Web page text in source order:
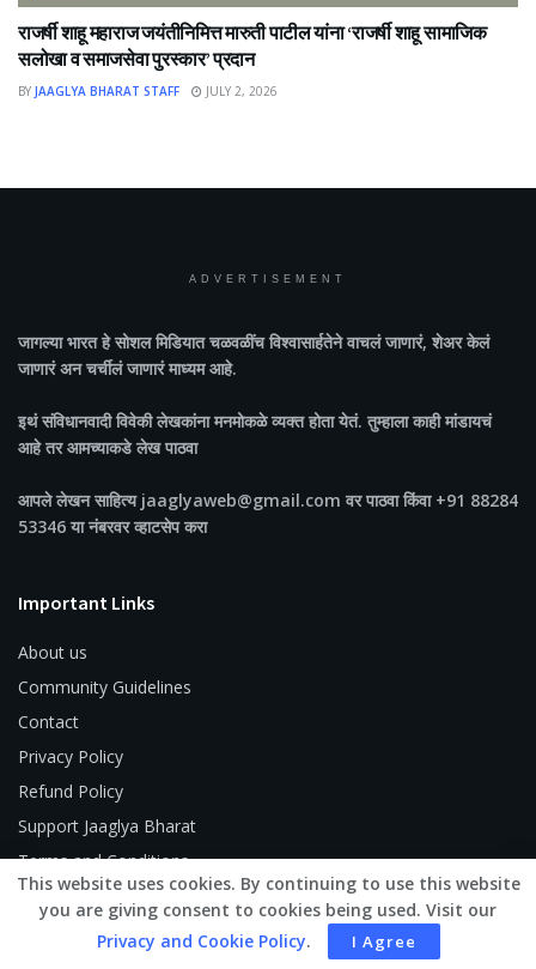
राजर्षी शाहू महाराज जयंतीनिमित्त मारुती पाटील यांना ‘राजर्षी शाहू सामाजिक
सलोखा व समाजसेवा पुरस्कार’ प्रदान
BY JAAGLYA BHARAT STAFF JULY 2, 2026
ADVERTISEMENT
जागल्या भारतहे सोशल मिडियात चळवळींच विश्वासार्हतेने वाचलं जाणारं, शेअर केलं
जाणारं अन चर्चीलं जाणारं माध्यम आहे.
इथं संविधानवादी विवेकी लेखकांना मनमोकळे व्यक्त होता येतं. तुम्हाला काही मांडायचं
आहे तर आमच्याकडे लेख पाठवा
आपले लेखन साहित्य jaaglyaweb@gmail.com वर पाठवा किंवा +91 88284
53346 या नंबरवर व्हाटसेप करा
Important Links
About us
Community Guidelines
Contact
Privacy Policy
Refund Policy
Support Jaaglya Bharat
Terms and Conditions
This website uses cookies. By continuing to use this website
you are giving consent to cookies being used. Visit our
Privacy and Cookie Policy. I Agree